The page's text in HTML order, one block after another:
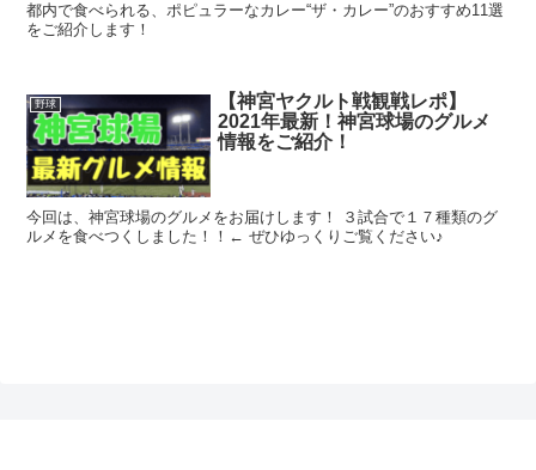
都内で食べられる、ポピュラーなカレー“ザ・カレー”のおすすめ11選
をご紹介します！
野球
【神宮ヤクルト戦観戦レポ】
2021年最新！神宮球場のグルメ
情報をご紹介！
今回は、神宮球場のグルメをお届けします！ ３試合で１７種類のグ
ルメを食べつくしました！！← ぜひゆっくりご覧ください♪